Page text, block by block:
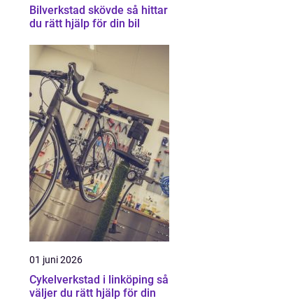
Bilverkstad skövde så hittar
du rätt hjälp för din bil
01 juni 2026
Cykelverkstad i linköping så
väljer du rätt hjälp för din